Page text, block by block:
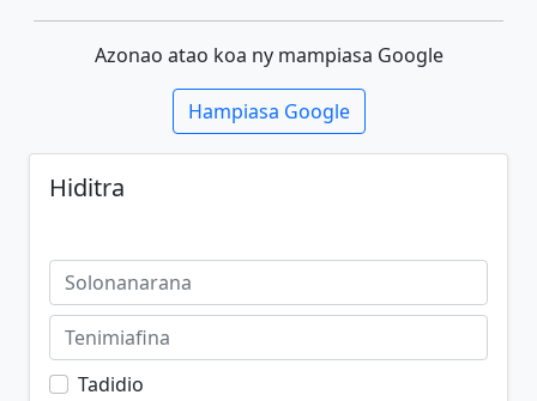
Azonao atao koa ny mampiasa Google
Hampiasa Google
Hiditra
Tadidio